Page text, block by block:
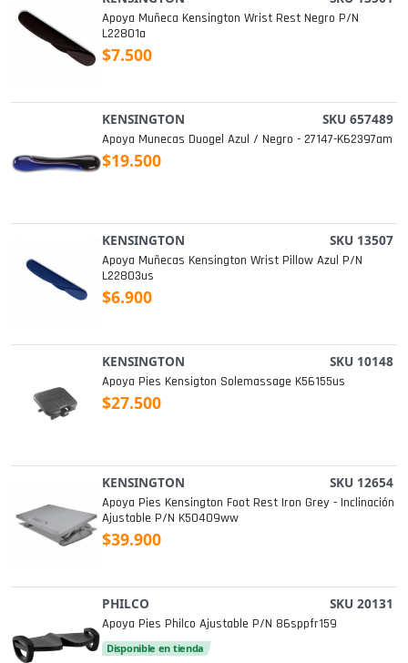
Apoya Muñeca Kensington Wrist Rest Negro P/n
L22801a
$7.500
KENSINGTON SKU 657489
Apoya Munecas Duogel Azul / Negro - 27147-K62397am
$19.500
KENSINGTON SKU 13507
Apoya Muñecas Kensington Wrist Pillow Azul P/n
L22803us
$6.900
KENSINGTON SKU 10148
Apoya Pies Kensigton Solemassage K56155us
$27.500
KENSINGTON SKU 12654
Apoya Pies Kensington Foot Rest Iron Grey - Inclinación
Ajustable P/n K50409ww
$39.900
PHILCO SKU 20131
Apoya Pies Philco Ajustable P/n 86sppfr159
Disponible en tienda